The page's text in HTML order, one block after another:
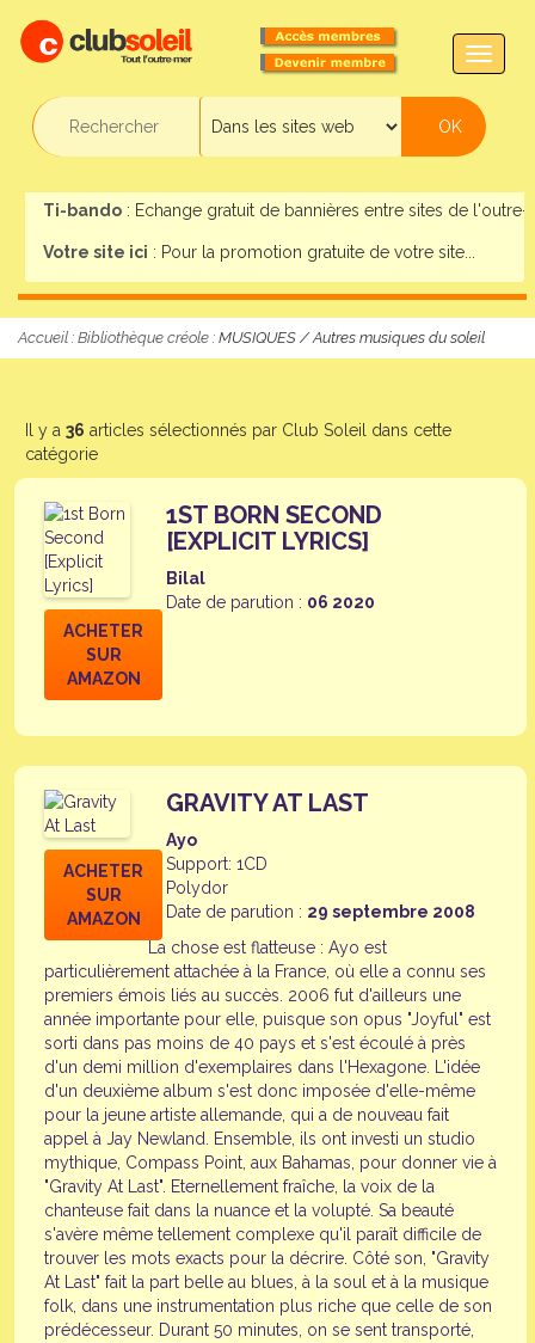
Ti-bando : Echange gratuit de bannières entre sites de l'outre-
Votre site ici : Pour la promotion gratuite de votre site...
Accueil : Bibliothèque créole : MUSIQUES / Autres musiques du soleil
Il y a 36 articles sélectionnés par Club Soleil dans cette
catégorie
ACHETER
SUR
AMAZON
1ST BORN SECOND
[EXPLICIT LYRICS]
Bilal
Date de parution : 06 2020
ACHETER
SUR
AMAZON
GRAVITY AT LAST
Ayo
Support: 1CD
Polydor
Date de parution : 29 septembre 2008
La chose est flatteuse : Ayo est
particulièrement attachée à la France, où elle a connu ses
premiers émois liés au succès. 2006 fut d'ailleurs une
année importante pour elle, puisque son opus "Joyful" est
sorti dans pas moins de 40 pays et s'est écoulé à près
d'un demi million d'exemplaires dans l'Hexagone. L'idée
d'un deuxième album s'est donc imposée d'elle-même
pour la jeune artiste allemande, qui a de nouveau fait
appel à Jay Newland. Ensemble, ils ont investi un studio
mythique, Compass Point, aux Bahamas, pour donner vie à
"Gravity At Last". Eternellement fraîche, la voix de la
chanteuse fait dans la nuance et la volupté. Sa beauté
s'avère même tellement complexe qu'il paraît difficile de
trouver les mots exacts pour la décrire. Côté son, "Gravity
At Last" fait la part belle au blues, à la soul et à la musique
folk, dans une instrumentation plus riche que celle de son
prédécesseur. Durant 50 minutes, on se sent transporté,